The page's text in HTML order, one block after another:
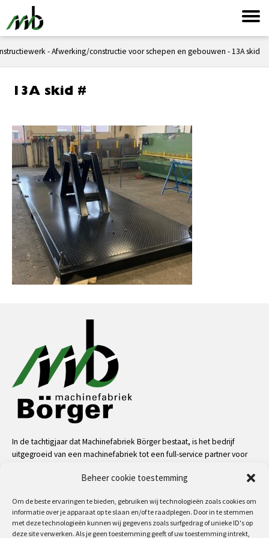
Beheer cookie toestemming
Om de beste ervaringen te bieden, gebruiken wij technologieën zoals cookies om
informatie over je apparaat op te slaan en/of te raadplegen. Door in te stemmen
met deze technologieën kunnen wij gegevens zoals surfgedrag of unieke ID's op
deze site verwerken. Als je geen toestemming geeft of uw toestemming intrekt,
-Afwerking/constructie voor schepen en gebouwen -13A skid #
13A skid #
In de tachtigjaar dat Machinefabriek Börger bestaat, is het bedrijf
uitgegroeid van een machinefabriek tot een full-service partner voor
bijna alle uitdagingen aan op het gebied van service, machinale
meer